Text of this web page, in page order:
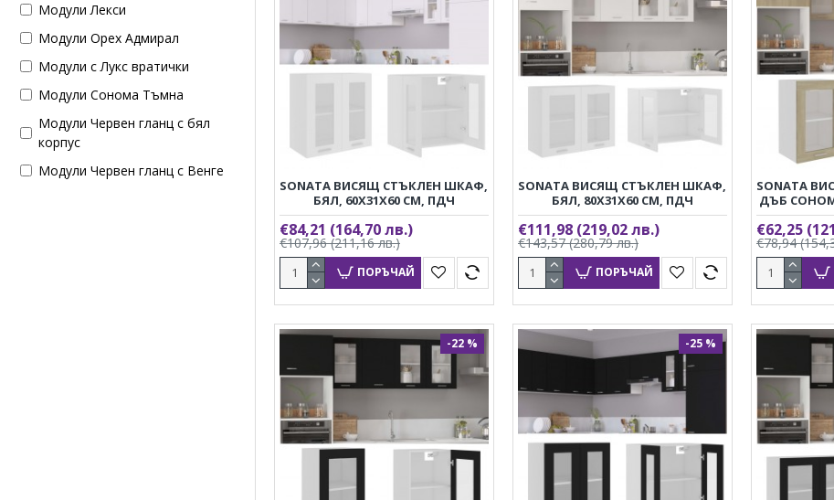
Модули Лекси
Модули Орех Адмирал
Модули с Лукс вратички
Модули Сонома Тъмна
Модули Червен гланц с бял
корпус
Модули Червен гланц с Венге
SONATA ВИСЯЩ СТЪКЛЕН ШКАФ,
БЯЛ, 60X31X60 СМ, ПДЧ
€84,21 (164,70 лв.)
€107,96(211,16 лв.)
ПОРЪЧАЙ
SONATA ВИСЯЩ СТЪКЛЕН ШКАФ,
БЯЛ, 80X31X60 СМ, ПДЧ
€111,98 (219,02 лв.)
€143,57(280,79 лв.)
ПОРЪЧАЙ
SONATA
ДЪБ
€62,25
€78,94
-22 % -25 %